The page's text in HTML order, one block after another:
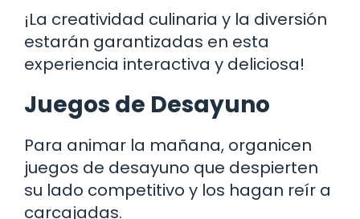
¡La creatividad culinaria y la diversión
estarán garantizadas en esta
experiencia interactiva y deliciosa!
Juegos de Desayuno
Para animar la mañana, organicen
juegos de desayuno que despierten
su lado competitivo y los hagan reír a
carcajadas.